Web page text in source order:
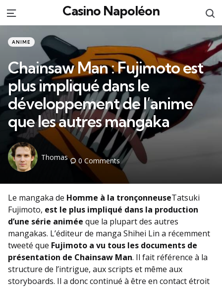
Menu Casino Napoléon
Categories
Posted
in
ANIME
Chainsaw Man : Fujimoto est
plus impliqué dans le
développement de l’anime
que les autres mangaka
Posted
Thomas 0Comments
Le mangaka de Homme à la tronçonneuseTatsuki
Fujimoto, est le plus impliqué dans la production
d’une série animée que la plupart des autres
mangakas. L’éditeur de manga Shihei Lin a récemment
tweeté que Fujimoto a vu tous les documents de
présentation de Chainsaw Man. Il fait référence à la
structure de l’intrigue, aux scripts et même aux
storyboards. Il a donc continué à être en contact étroit